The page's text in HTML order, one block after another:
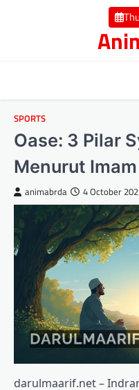
SPORTS
Oase: 3 Pilar
Menurut
animabrda 4 October
darulmaarif.net –